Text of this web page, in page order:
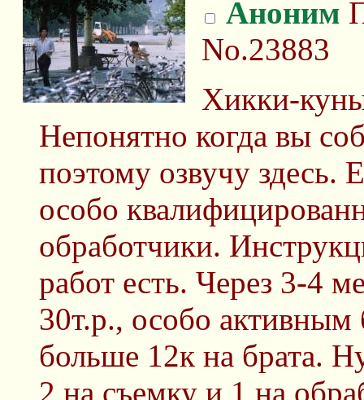
Аноним
No.23883
Хикки-
Непонятно когда вы
поэтому озвучу здесь.
особо
обработчики.
работ есть. Через 3-4
30т.р., особо активным
больше 12к на брата.
2 на съемку и 1 на